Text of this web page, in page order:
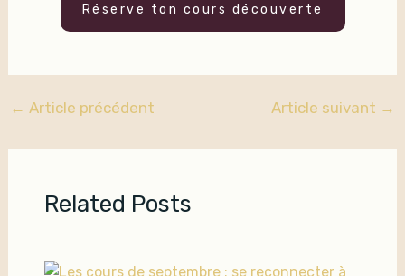
Réserve ton cours découverte
← Article précédent Article suivant →
Related Posts